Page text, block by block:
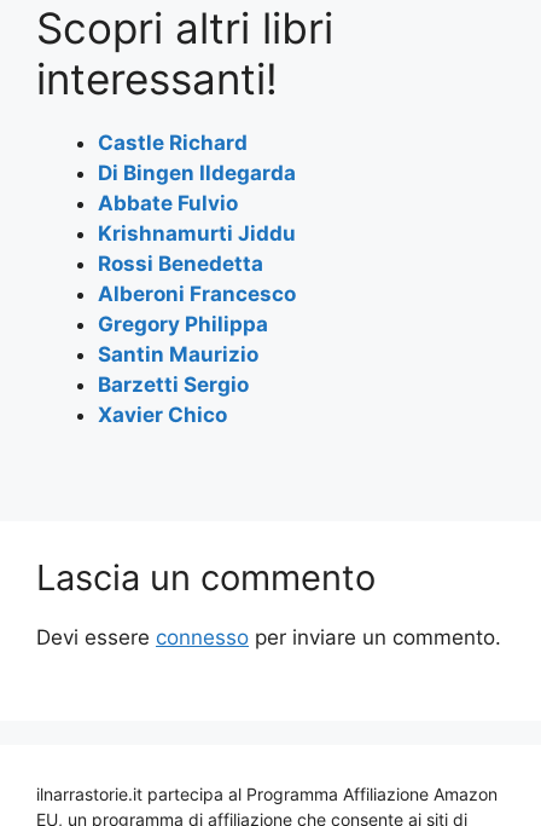
c
e
b
o
o
k
itt
er
at
s
A
p
p
e
gr
a
m
ai
l
ar
Scopri altri libri
interessanti!
Castle Richard
Di Bingen Ildegarda
Abbate Fulvio
Krishnamurti Jiddu
Rossi Benedetta
Alberoni Francesco
Gregory Philippa
Santin Maurizio
Barzetti Sergio
Xavier Chico
Lascia un commento
Devi essere connesso per inviare un commento.
ilnarrastorie.it partecipa al Programma Affiliazione Amazon
EU, un programma di affiliazione che consente ai siti di